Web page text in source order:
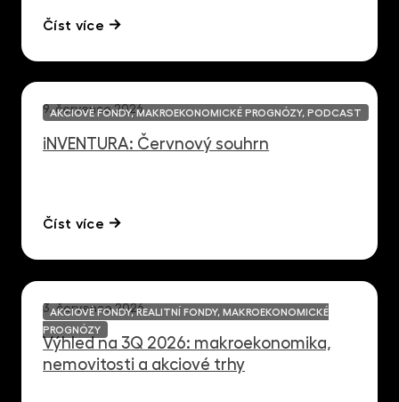
Číst více
9. července 2026
iNVENTURA: Červnový souhrn
Číst více
AKCIOVÉ FONDY, MAKROEKONOMICKÉ PROGNÓZY, PODCAST
3. července 2026
Výhled na 3Q 2026: makroekonomika,
nemovitosti a akciové trhy
AKCIOVÉ FONDY, REALITNÍ FONDY, MAKROEKONOMICKÉ
PROGNÓZY